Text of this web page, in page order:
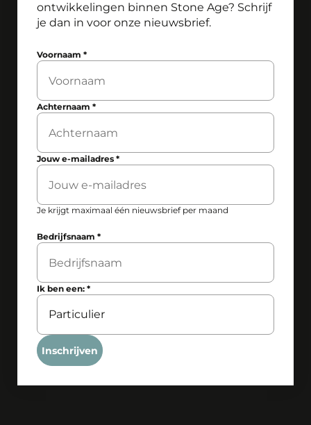
ontwikkelingen binnen Stone Age? Schrijf
je dan in voor onze nieuwsbrief.
Voornaam*
Achternaam*
Jouw e-mailadres*
Je krijgt maximaal één nieuwsbrief per maand
Bedrijfsnaam*
Ik ben een:*
Inschrijven